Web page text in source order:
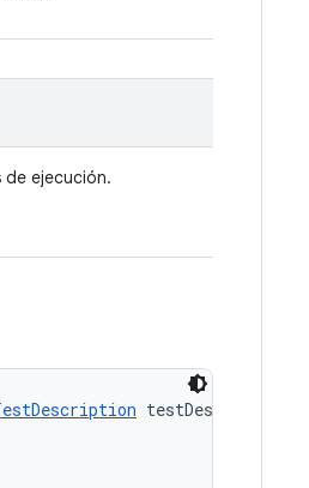
ejecución.
testDescription,